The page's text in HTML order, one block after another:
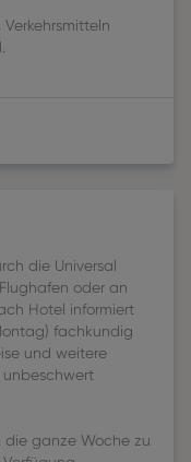
die Universal
oder an
Hotel informiert
fachkundig
und weitere
unbeschwert
die ganze Woche zu